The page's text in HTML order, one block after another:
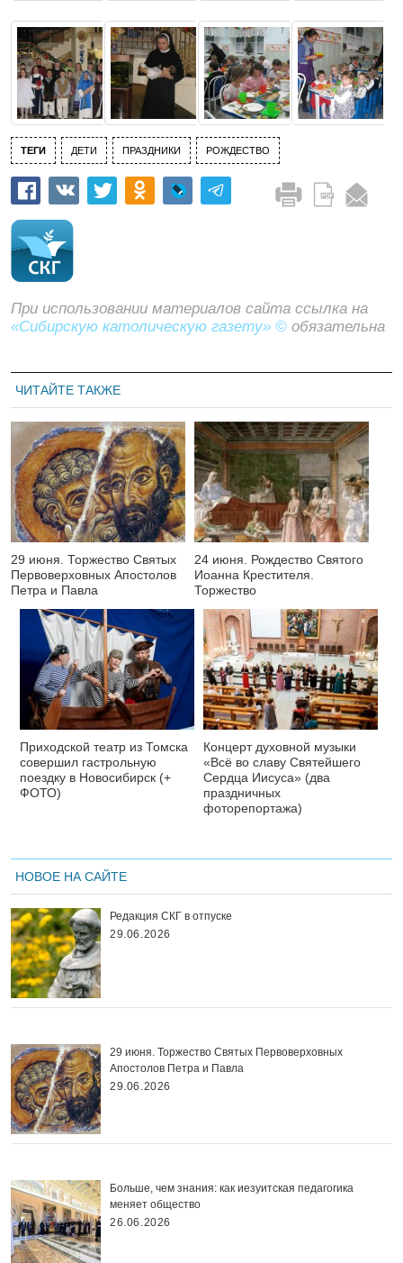
ТЕГИ ДЕТИ ПРАЗДНИКИ РОЖДЕСТВО
При использовании материалов сайта ссылка на
«Сибирскую католическую газету» © обязательна
ЧИТАЙТЕ ТАКЖЕ
29 июня. Торжество Святых
Первоверховных Апостолов
Петра и Павла
24 июня. Рождество Святого
Иоанна Крестителя.
Торжество
Приходской театр из Томска
совершил гастрольную
поездку в Новосибирск (+
ФОТО)
Концерт духовной музыки
«Всё во славу Святейшего
Сердца Иисуса» (два
праздничных
фоторепортажа)
НОВОЕ НА САЙТЕ
Редакция СКГ в отпуске
29.06.2026
29 июня. Торжество Святых Первоверховных
Апостолов Петра и Павла
29.06.2026
Больше, чем знания: как иезуитская педагогика
меняет общество
26.06.2026